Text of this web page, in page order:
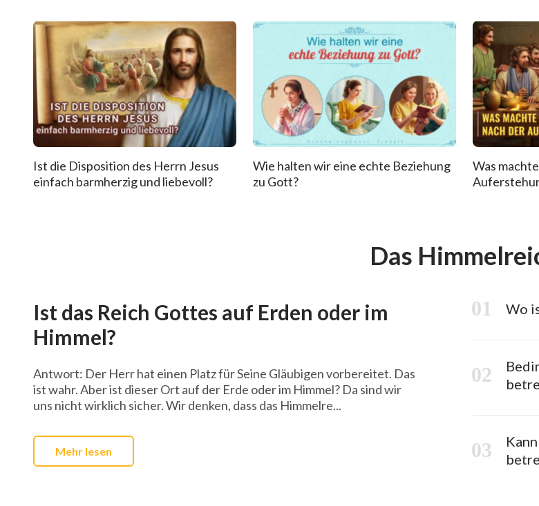
Ist die Disposition des Herrn Jesus
einfach barmherzig und liebevoll?
Wie halten wir eine echte Beziehung
zu Gott?
Was
Das
Ist das Reich Gottes auf Erden oder im
Himmel?
Antwort: Der Herr hat einen Platz für Seine Gläubigen vorbereitet. Das
ist wahr. Aber ist dieser Ort auf der Erde oder im Himmel? Da sind wir
uns nicht wirklich sicher. Wir denken, dass das Himmelre...
Mehr lesen
Wo